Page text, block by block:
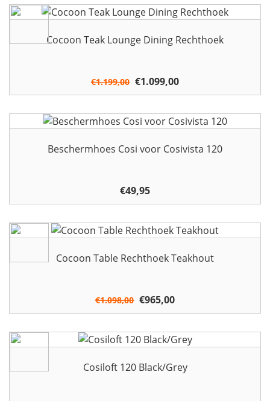
Cocoon Teak Lounge Dining Rechthoek
€1.199,00 Oorspronkelijke
prijs
was:
€1.199,00.
€1.099,00
prijs
is:
€1.099,00.
Beschermhoes Cosi voor Cosivista 120
€49,95
Cocoon Table Rechthoek Teakhout
€1.098,00 Oorspronkelijke
prijs
was:
€1.098,00.
€965,00
prijs
is:
€965,00.
Cosiloft 120 Black/Grey